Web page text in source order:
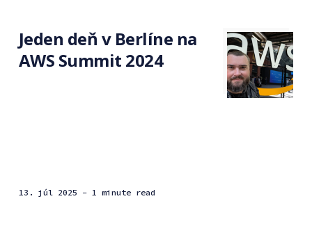
Jeden deň v Berlíne na
AWS Summit 2024
13. júl 2025 - 1 minute read